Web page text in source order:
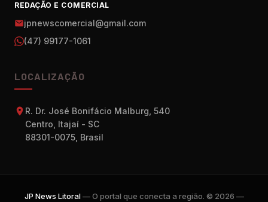
REDAÇÃO E COMERCIAL
jpnewscomercial@gmail.com
(47) 99177-1061
LOCALIZAÇÃO
R. Dr. José Bonifácio Malburg, 540
Centro, Itajaí - SC
88301-0075, Brasil
JP News Litoral— O portal que conecta a região. © 2026 —